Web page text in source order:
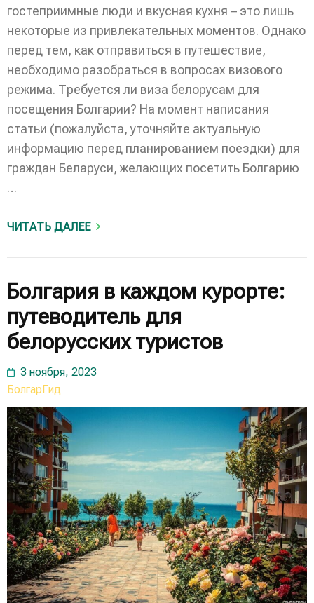
гостеприимные люди и вкусная кухня – это лишь
некоторые из привлекательных моментов. Однако
перед тем, как отправиться в путешествие,
необходимо разобраться в вопросах визового
режима. Требуется ли виза белорусам для
посещения Болгарии? На момент написания
статьи (пожалуйста, уточняйте актуальную
информацию перед планированием поездки) для
граждан Беларуси, желающих посетить Болгарию
…
ЧИТАТЬ ДАЛЕЕ
Болгария в каждом курорте:
путеводитель для
белорусских туристов
3 ноября, 2023
БолгарГид